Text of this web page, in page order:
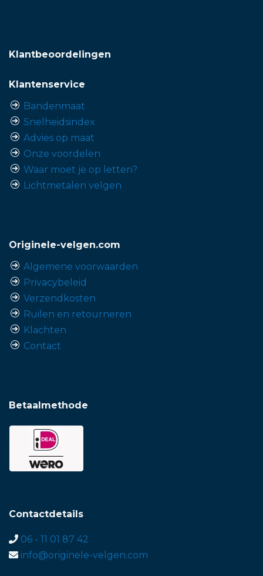
Klantbeoordelingen
Klantenservice
Bandenmaat
Snelheidsindex
Advies op maat
Onze voordelen
Waar moet je op letten?
Lichtmetalen velgen
Originele-velgen.com
Algemene voorwaarden
Privacybeleid
Verzendkosten
Ruilen en retourneren
Klachten
Contact
Betaalmethode
Contactdetails
06 - 11 01 87 42
info@originele-velgen.com